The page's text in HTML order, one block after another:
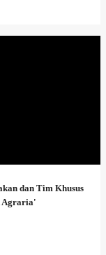
dan Tim Khusus
Agraria'